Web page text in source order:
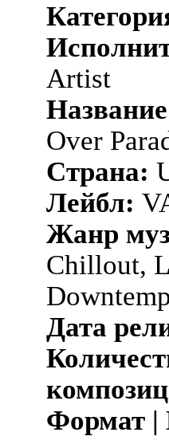
Artist
Over
Страна:
Лейбл:
Жанр
Chillout,
Дата
Формат |